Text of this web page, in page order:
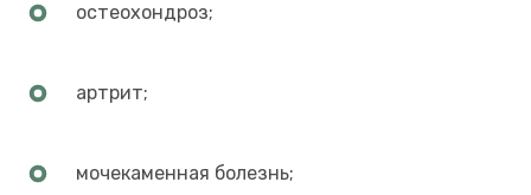
остеохондроз;
артрит;
мочекаменная болезнь;